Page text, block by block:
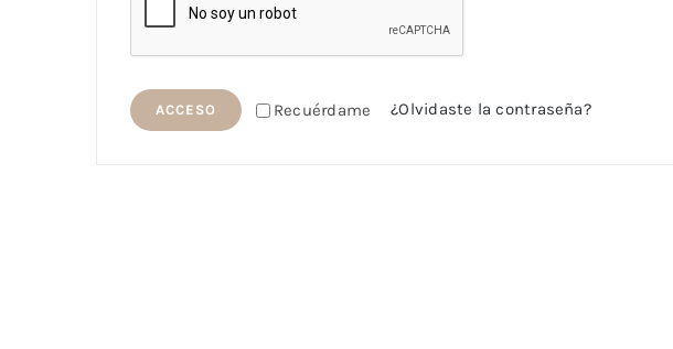
Recuérdame
ACCESO ¿Olvidaste la contraseña?